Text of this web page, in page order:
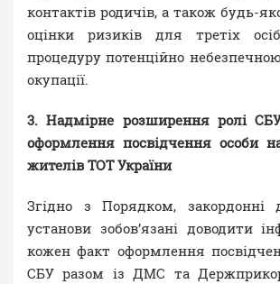
контактів родичів, а також будь-
оцінки ризиків для третіх
процедуру потенційно
окупації.
3. Надмірне розширення ролі
оформлення посвідчення особи
жителів ТОТ України
Згідно з Порядком, закордонні
установи зобов’язані доводити
кожен факт оформлення
СБУ разом із ДМС та